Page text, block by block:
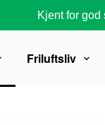
Kjent for god
Friluftsliv